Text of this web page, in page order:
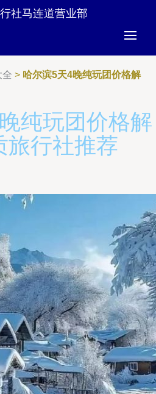
社马连道营业部
全 > 哈尔滨5天4晚纯玩团价格解
纯玩团价格解
旅行社推荐